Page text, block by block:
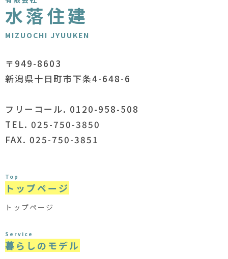
水落住建
MIZUOCHI JYUUKEN
〒949-8603
新潟県十日町市下条4-648-6
フリーコール. 0120-958-508
TEL. 025-750-3850
FAX. 025-750-3851
Top
トップページ
トップページ
Service
暮らしのモデル